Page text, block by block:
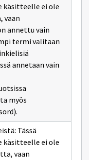
käsitteelle ei ole
vaan
annettu vain
termi valitaan
annetaan vain
myös
Tässä
käsitteelle ei ole
vaan